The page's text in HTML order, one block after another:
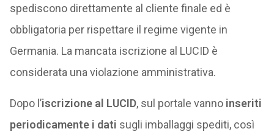
spediscono direttamente al cliente finale ed è
obbligatoria per rispettare il regime vigente in
Germania. La mancata iscrizione al LUCID è
considerata una violazione amministrativa.
Dopo l’iscrizione al LUCID, sul portale vanno inseriti
periodicamente i dati sugli imballaggi spediti, così